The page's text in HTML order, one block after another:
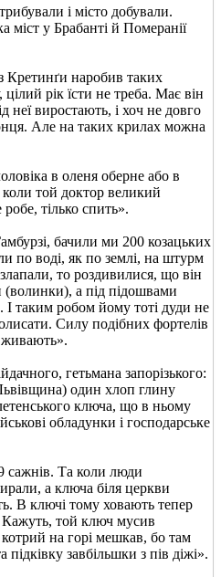
і місто добували.
міст у Брабанті й Померанії
Кретинґи наробив таких
рік їсти не треба. Має він
неї виростають, і хоч не довго
Але на таких крилах можна
в оленя оберне або в
той доктор великий
тілько спить».
бачили ми 200 козацьких
по воді, як по землі, на штурм
то роздивилися, що він
(волинки), а під підошвами
І таким робом йому тоті дуди не
Силу подібних фортелів
гетьмана запорізького:
один хлоп глину
ключа, що в ньому
обладунки і господарське
сажнів. Та коли люди
а ключа біля церкви
В ключі тому ховають тепер
Кажуть, той ключ мусив
на горі мешкав, бо там
завбільшки з пів діжі».